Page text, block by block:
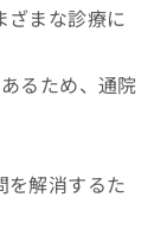
ざまな診療に
るため、通院
を解消するた